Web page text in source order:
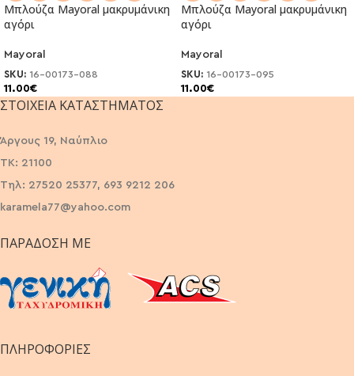
Μπλούζα Mayoral μακρυμάνικη
αγόρι
Mayoral
SKU: 16-00173-088
11.00€
Μπλούζα Mayoral μακρυμάνικη
αγόρι
Mayoral
SKU: 16-00173-095
11.00€
ΣΤΟΙΧΕΊΑ ΚΑΤΑΣΤΉΜΑΤΟΣ
Άργους 19, Ναύπλιο
ΤΚ: 21100
Τηλ: 27520 25377, 693 9212 206
karamela77@yahoo.com
ΠΑΡΆΔΟΣΗ ΜΕ
ΠΛΗΡΟΦΟΡΙΕΣ